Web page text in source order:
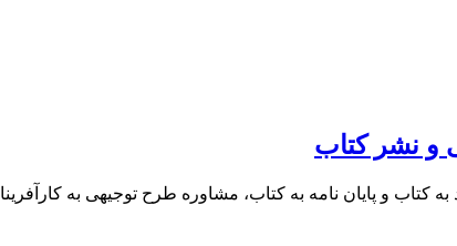
و نشر کتاب
به کتاب و پایان نامه به کتاب، مشاوره طرح توجیهی به